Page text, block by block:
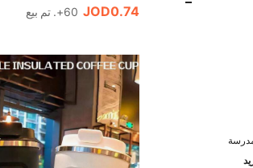
JOD0.74 60+. تم بيع